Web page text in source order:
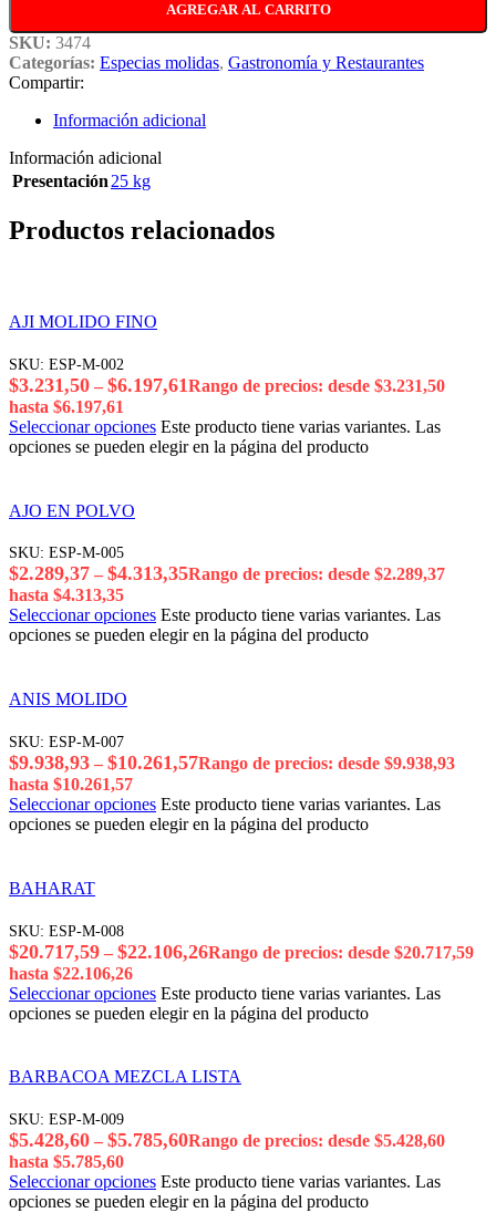
AGREGAR AL CARRITO
SKU: 3474
Categorías: Especias molidas, Gastronomía y Restaurantes
Compartir:
Información adicional
Información adicional
Presentación 25 kg
Productos relacionados
AJI MOLIDO FINO
SKU: ESP-M-002
$3.231,50 – $6.197,61Rango de precios: desde $3.231,50
hasta $6.197,61
Seleccionar opciones Este producto tiene varias variantes. Las
opciones se pueden elegir en la página del producto
AJO EN POLVO
SKU: ESP-M-005
$2.289,37 – $4.313,35Rango de precios: desde $2.289,37
hasta $4.313,35
Seleccionar opciones Este producto tiene varias variantes. Las
opciones se pueden elegir en la página del producto
ANIS MOLIDO
SKU: ESP-M-007
$9.938,93 – $10.261,57Rango de precios: desde $9.938,93
hasta $10.261,57
Seleccionar opciones Este producto tiene varias variantes. Las
opciones se pueden elegir en la página del producto
BAHARAT
SKU: ESP-M-008
$20.717,59 – $22.106,26Rango de precios: desde $20.717,59
hasta $22.106,26
Seleccionar opciones Este producto tiene varias variantes. Las
opciones se pueden elegir en la página del producto
BARBACOA MEZCLA LISTA
SKU: ESP-M-009
$5.428,60 – $5.785,60Rango de precios: desde $5.428,60
hasta $5.785,60
Seleccionar opciones Este producto tiene varias variantes. Las
opciones se pueden elegir en la página del producto